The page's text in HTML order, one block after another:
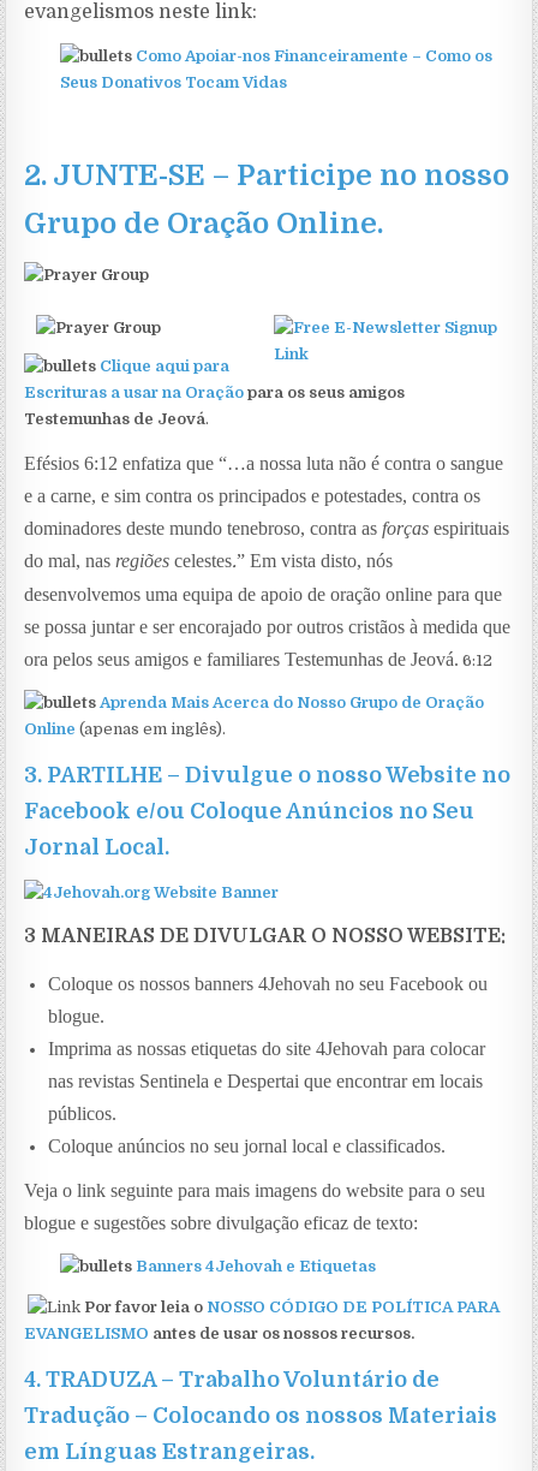
evangelismos neste link:
Como Apoiar-nos Financeiramente – Como os
Seus Donativos Tocam Vidas
2. JUNTE-SE – Participe no nosso
Grupo de Oração Online.
Clique aqui para
Escrituras a usar na Oração para os seus amigos
Testemunhas de Jeová.
Efésios 6:12 enfatiza que “…a nossa luta não é contra o sangue
e a carne, e sim contra os principados e potestades, contra os
dominadores deste mundo tenebroso, contra as forças espirituais
do mal, nas regiões celestes.” Em vista disto, nós
desenvolvemos uma equipa de apoio de oração online para que
se possa juntar e ser encorajado por outros cristãos à medida que
ora pelos seus amigos e familiares Testemunhas de Jeová. 6:12
Aprenda Mais Acerca do Nosso Grupo de Oração
Online (apenas em inglês).
3. PARTILHE –Divulgue o nosso Website no
Facebook e/ou Coloque Anúncios no Seu
Jornal Local.
3 MANEIRAS DE DIVULGAR O NOSSO WEBSITE:
Coloque os nossos banners 4Jehovah no seu Facebook ou
blogue.
Imprima as nossas etiquetas do site 4Jehovah para colocar
nas revistas Sentinela e Despertai que encontrar em locais
públicos.
Coloque anúncios no seu jornal local e classificados.
Veja o link seguinte para mais imagens do website para o seu
blogue e sugestões sobre divulgação eficaz de texto:
Banners 4Jehovah e Etiquetas
Por favor leia o NOSSO CÓDIGO DE POLÍTICA PARA
EVANGELISMO antes de usar os nossos recursos.
4.TRADUZA–Trabalho Voluntário de
Tradução – Colocando os nossos Materiais
em Línguas Estrangeiras.